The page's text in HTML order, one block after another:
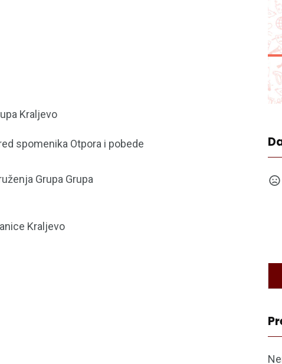
Kraljevo
spomenika Otpora i pobede
Grupa Grupa
Kraljevo